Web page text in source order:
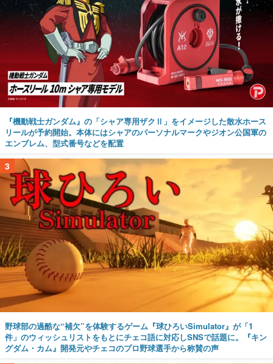
『機動戦士ガンダム』の「シャア専用ザクⅡ」をイメージした散水ホース
リールが予約開始。本体にはシャアのパーソナルマークやジオン公国軍の
エンブレム、型式番号などを配置
3
野球部の過酷な“補欠”を体験するゲーム『球ひろいSimulator』が「1
件」のウィッシュリストをもとにチェコ語に対応しSNSで話題に。『キン
グダム・カム』開発元やチェコのプロ野球選手から称賛の声